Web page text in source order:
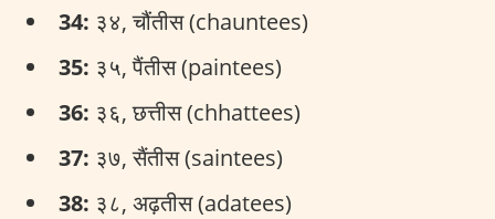
34: ३४, चौंतीस (chauntees)
35: ३५, पैंतीस (paintees)
36: ३६, छत्तीस (chhattees)
37: ३७, सैंतीस (saintees)
38: ३८, अढ़तीस (adatees)